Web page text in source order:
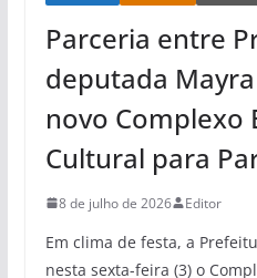
Parceria entre
deputada
novo Complexo
Cultural para
8 de julho de 2026 Editor
Em clima de festa, a
nesta sexta-feira (3) o